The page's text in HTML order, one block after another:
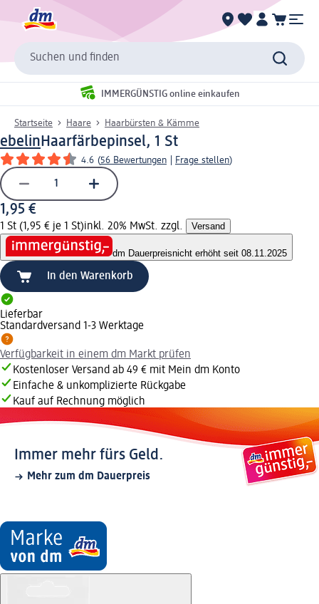
Suchen und finden
IMMERGÜNSTIG online einkaufen
Startseite Haare Haarbürsten & Kämme
ebelin Haarfärbepinsel, 1 St
4.6 (56 Bewertungen Frage stellen)
1,95 €
1 St (1,95 € je 1 St)inkl. 20% MwSt. zzgl. Versand
dm Dauerpreisnicht erhöht seit 08.11.2025
In den Warenkorb
Lieferbar
Standardversand 1-3 Werktage
Verfügbarkeit in einem dm Markt prüfen
Kostenloser Versand ab 49 € mit Mein dm Konto
Einfache & unkomplizierte Rückgabe
Kauf auf Rechnung möglich
Immer mehr fürs Geld.
Mehr zum dm Dauerpreis